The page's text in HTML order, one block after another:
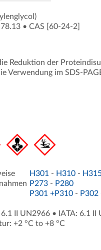
• CAS [60-24-2
Reduktion der
Verwendung im SDS-
H301 - H310 -
P273 - P280
P301 +P310 - P302
II UN2966 • IATA: 6.1 II
+2 °C to +8 °C